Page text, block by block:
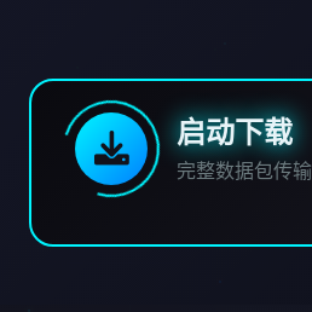
启动下载
完整数据包传输